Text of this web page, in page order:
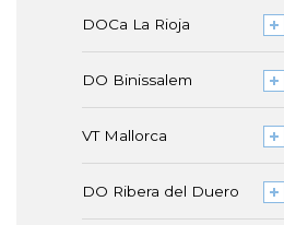
DOCa La Rioja
DO Binissalem
VT Mallorca
DO Ribera del Duero